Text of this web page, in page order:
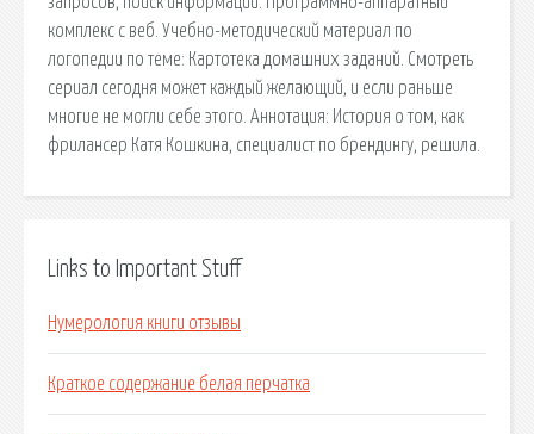
комплекс с веб. Учебно-методический материал по
логопедии по теме: Картотека домашних заданий. Смотреть
сериал сегодня может каждый желающий, и если раньше
многие не могли себе этого. Аннотация: История о том, как
фрилансер Катя Кошкина, специалиcт по брендингу, решила.
Links to Important Stuff
Нумерология книги отзывы
Краткое содержание белая перчатка